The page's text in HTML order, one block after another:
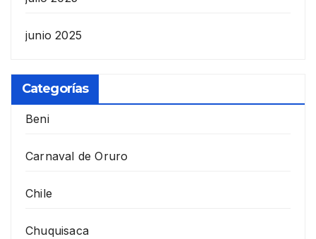
junio 2025
Categorías
Beni
Carnaval de Oruro
Chile
Chuquisaca